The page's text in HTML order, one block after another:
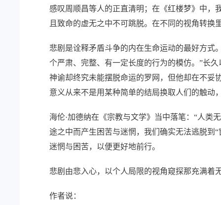
感叹周顺昌等人的正直清明；在《红楼梦》中，
且致命的虚无之中不可跳脱。在不同的视角转
悲剧是诠释矛盾斗争的内在生命运动的最好方式
个严肃、完整、有一定长度的行为的模仿。”长
神谕却终究未能摆脱命运的罗网，但他却在不妥
意义从来不是用某种简单的结局换取人们的触动
海伦·加德纳在《宗教与文学》当中落笔：“人类
途之中而产生困苦与迷惘，我们确实无法逃脱到
迷惘与困苦，以便更好地前行。
悲剧由悲入心，以个人局限的视角窥探那充满着
作者说：